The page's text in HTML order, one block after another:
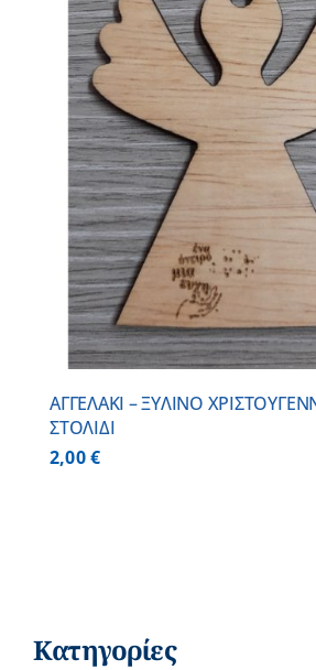
ΑΓΓΕΛΑΚΙ – ΞΥΛΙΝO
ΣΤΟΛΙΔΙ
2,00€
Κατηγορίες